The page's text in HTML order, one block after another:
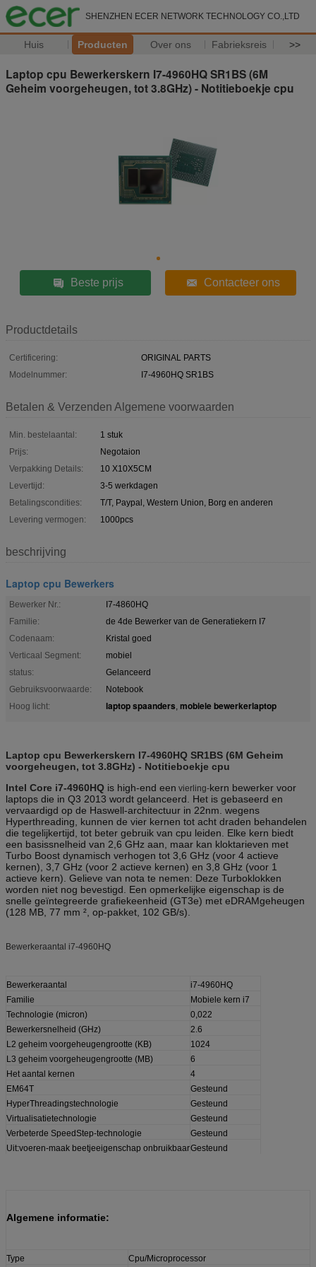
SHENZHEN ECER NETWORK TECHNOLOGY CO.,LTD
Huis Producten Over ons Fabrieksreis >>
Laptop cpu Bewerkerskern I7-4960HQ SR1BS (6M
Geheim voorgeheugen, tot 3.8GHz) - Notitieboekje cpu
Beste prijs Contacteer ons
Productdetails
Certificering:
ORIGINAL PARTS
Modelnummer:
I7-4960HQ SR1BS
Betalen & Verzenden Algemene voorwaarden
Min. bestelaantal:
1 stuk
Prijs:
Negotaion
Verpakking Details:
10 X10X5CM
Levertijd:
3-5 werkdagen
Betalingscondities:
T/T, Paypal, Western Union, Borg en anderen
Levering vermogen:
1000pcs
beschrijving
Laptop cpu Bewerkers
Bewerker Nr.:
I7-4860HQ
Familie:
de 4de Bewerker van de Generatiekern I7
Codenaam:
Kristal goed
Verticaal Segment:
mobiel
status:
Gelanceerd
Gebruiksvoorwaarde:
Notebook
Hoog licht:
laptop spaanders, mobiele bewerkerlaptop
Laptop cpu Bewerkerskern I7-4960HQ SR1BS (6M Geheim
voorgeheugen, tot 3.8GHz) - Notitieboekje cpu
Intel Core i7-4960HQ is high-end een vierling-kern bewerker voor
laptops die in Q3 2013 wordt gelanceerd. Het is gebaseerd en
vervaardigd op de Haswell-architectuur in 22nm. wegens
Hyperthreading, kunnen de vier kernen tot acht draden behandelen
die tegelijkertijd, tot beter gebruik van cpu leiden. Elke kern biedt
een basissnelheid van 2,6 GHz aan, maar kan kloktarieven met
Turbo Boost dynamisch verhogen tot 3,6 GHz (voor 4 actieve
kernen), 3,7 GHz (voor 2 actieve kernen) en 3,8 GHz (voor 1
actieve kern). Gelieve van nota te nemen: Deze Turboklokken
worden niet nog bevestigd. Een opmerkelijke eigenschap is de
snelle geïntegreerde grafiekeenheid (GT3e) met eDRAMgeheugen
(128 MB, 77 mm ², op-pakket, 102 GB/s).
Bewerkeraantal i7-4960HQ
Bewerkeraantal
i7-4960HQ
Familie
Mobiele kern i7
Technologie (micron)
0,022
Bewerkersnelheid (GHz)
2.6
L2 geheim voorgeheugengrootte (KB)
1024
L3 geheim voorgeheugengrootte (MB)
6
Het aantal kernen
4
EM64T
Gesteund
HyperThreadingstechnologie
Gesteund
Virtualisatietechnologie
Gesteund
Verbeterde SpeedStep-technologie
Gesteund
Uit:voeren-maak beetjeeigenschap onbruikbaarGesteund
Algemene informatie:
Type Cpu/Microprocessor